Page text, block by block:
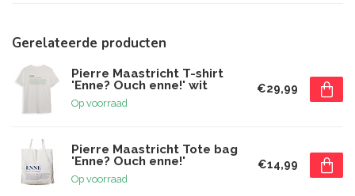
Gerelateerde producten
Pierre Maastricht T-shirt
'Enne? Ouch enne!' wit
Op voorraad
€29,99
Pierre Maastricht Tote bag
'Enne? Ouch enne!'
Op voorraad
€14,99